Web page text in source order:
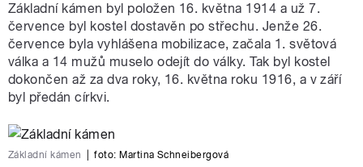
Základní kámen byl položen 16. května 1914 a už 7.
července byl kostel dostavěn po střechu. Jenže 26.
července byla vyhlášena mobilizace, začala 1. světová
válka a 14 mužů muselo odejít do války. Tak byl kostel
dokončen až za dva roky, 16. května roku 1916, a v září
byl předán církvi.
Základní kámen foto: Martina Schneibergová